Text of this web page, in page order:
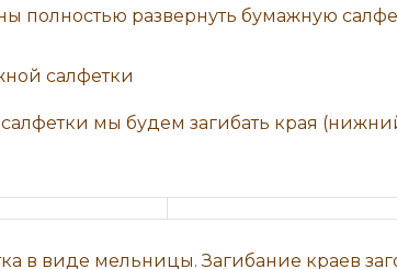
полностью развернуть бумажную
мы будем загибать края